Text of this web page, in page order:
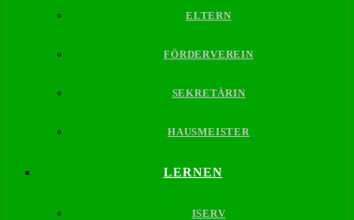
ELTERN
FÖRDERVEREIN
SEKRETÄRIN
HAUSMEISTER
LERNEN
ISERV